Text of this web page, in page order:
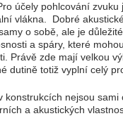
účely pohlcování zvuku
vlákna. Dobré
o sobě, ale je
a spáry, které
Právě zde mají velkou
dutině totiž vyplní celý
konstrukcích nejsou sami
a akustických